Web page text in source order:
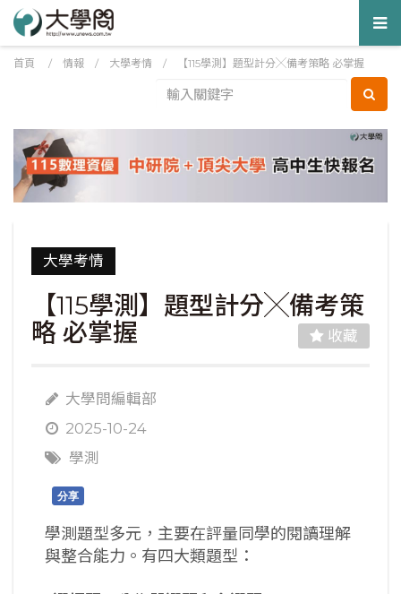
首頁 / 情報 / 大學考情 / 【115學測】題型計分╳備考策略 必掌握
大學考情
【115學測】題型計分╳備考策
略 必掌握
收藏
大學問編輯部
2025-10-24
學測
分享
學測題型多元，主要在評量同學的閱讀理解
與整合能力。有四大類題型：